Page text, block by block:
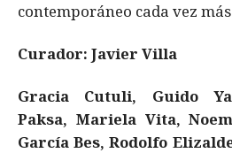
contemporáneo cada vez
Curador: Javier Villa
Gracia Cutuli, Guido
Paksa, Mariela Vita,
García Bes, Rodolfo